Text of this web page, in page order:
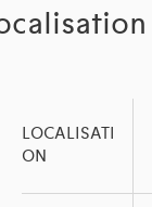
LOCALISATI
ON